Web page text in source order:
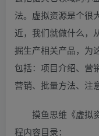
法。虚拟资源是个很
近，我们就做什么，
掘生产相关产品，为
包括：项目介绍、营
营销、批量方法、注
摸鱼思维《虚拟
程内容目录：